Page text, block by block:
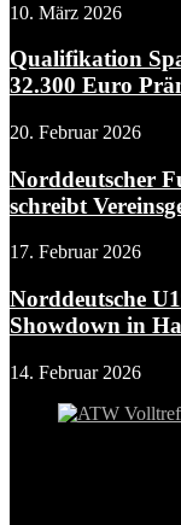
10. März 2026
Qualifikation
32.300 Euro
20. Februar 2026
Norddeutscher
schreibt
17. Februar 2026
Norddeutsche
Showdown in
14. Februar 2026